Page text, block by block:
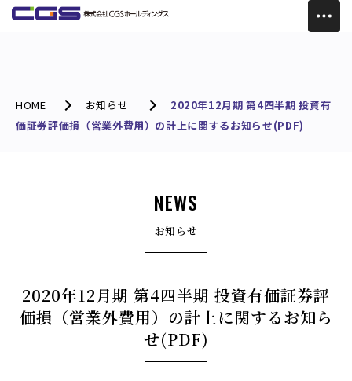
HOME お知らせ
2020年12月期 第4四半期 投資有
価証券評価損（営業外費用）の計上に関するお知らせ(PDF)
NEWS
お知らせ
2020年12月期 第4四半期 投資有価証券評
価損（営業外費用）の計上に関するお知ら
せ(PDF)